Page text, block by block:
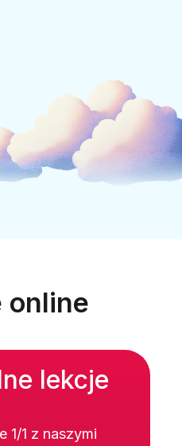
online
lekcje
1/1 z naszymi